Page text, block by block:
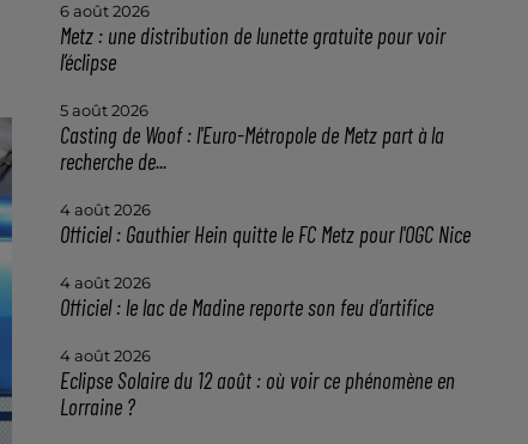
6 août 2026
Metz : une distribution de lunette gratuite pour voir
l’éclipse
5 août 2026
Casting de Woof : l'Euro-Métropole de Metz part à la
recherche de...
4 août 2026
Officiel : Gauthier Hein quitte le FC Metz pour l'OGC Nice
4 août 2026
Officiel : le lac de Madine reporte son feu d’artifice
4 août 2026
Eclipse Solaire du 12 août : où voir ce phénomène en
Lorraine ?